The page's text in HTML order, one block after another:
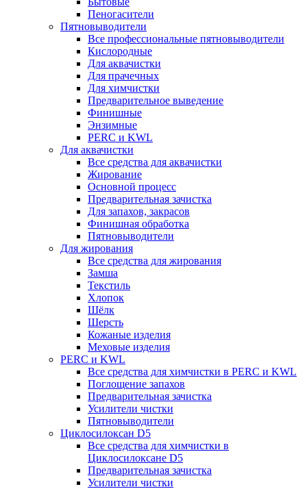
Пеногасители
Пятновыводители
Все профессиональные пятновыводители
Кислородные
Для аквачистки
Для прачечных
Для химчистки
Предварительное выведение
Финишные
Энзимные
PERC и KWL
Для аквачистки
Все средства для аквачистки
Жирование
Основной процесс
Предварительная зачистка
Для запахов, закрасов
Финишная обработка
Пятновыводители
Для жирования
Все средства для жирования
Замша
Текстиль
Хлопок
Шёлк
Шерсть
Кожаные изделия
Меховые изделия
PERC и KWL
Все средства для химчистки в PERC и KWL
Поглощение запахов
Предварительная зачистка
Усилители чистки
Пятновыводители
Циклосилоксан D5
Все средства для химчистки в
Циклосилоксане D5
Предварительная зачистка
Усилители чистки